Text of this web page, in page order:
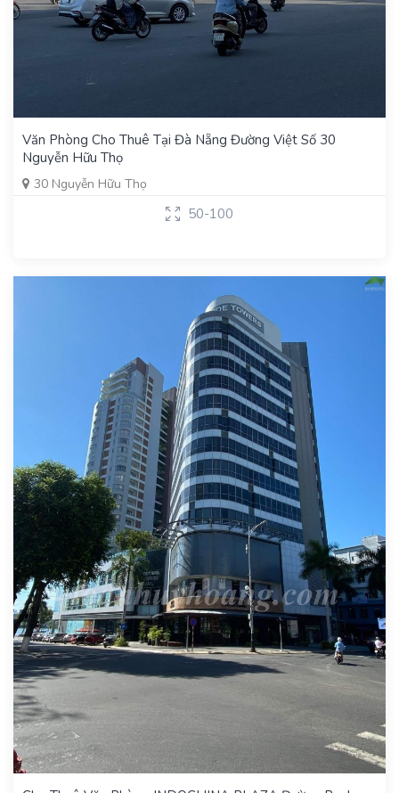
Văn Phòng Cho Thuê Tại Đà Nẵng Đường Việt Số 30
Nguyễn Hữu Thọ
30 Nguyễn Hữu Thọ
50-100